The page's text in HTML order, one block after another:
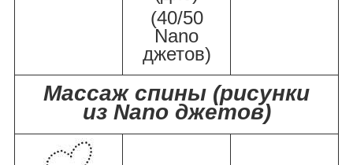
(40/50
Nano
джетов)
Массаж спины (рисунки
из Nano джетов)